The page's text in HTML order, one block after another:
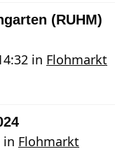
(RUHM)
in Flohmarkt
in Flohmarkt